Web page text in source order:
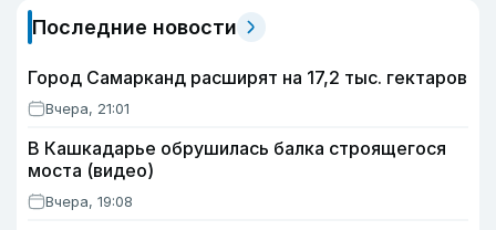
Последние новости
Город Самарканд расширят на 17,2 тыс. гектаров
Вчера, 21:01
В Кашкадарье обрушилась балка строящегося
моста (видео)
Вчера, 19:08